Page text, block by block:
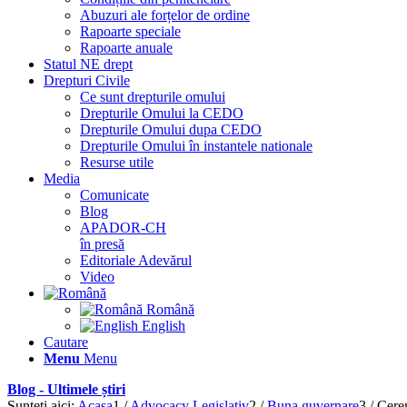
Abuzuri ale forțelor de ordine
Rapoarte speciale
Rapoarte anuale
Statul NE drept
Drepturi Civile
Ce sunt drepturile omului
Drepturile Omului la CEDO
Drepturile Omului dupa CEDO
Drepturile Omului în instantele nationale
Resurse utile
Media
Comunicate
Blog
APADOR-CH
în presă
Editoriale Adevărul
Video
Română
English
Cautare
Menu Menu
Blog - Ultimele știri